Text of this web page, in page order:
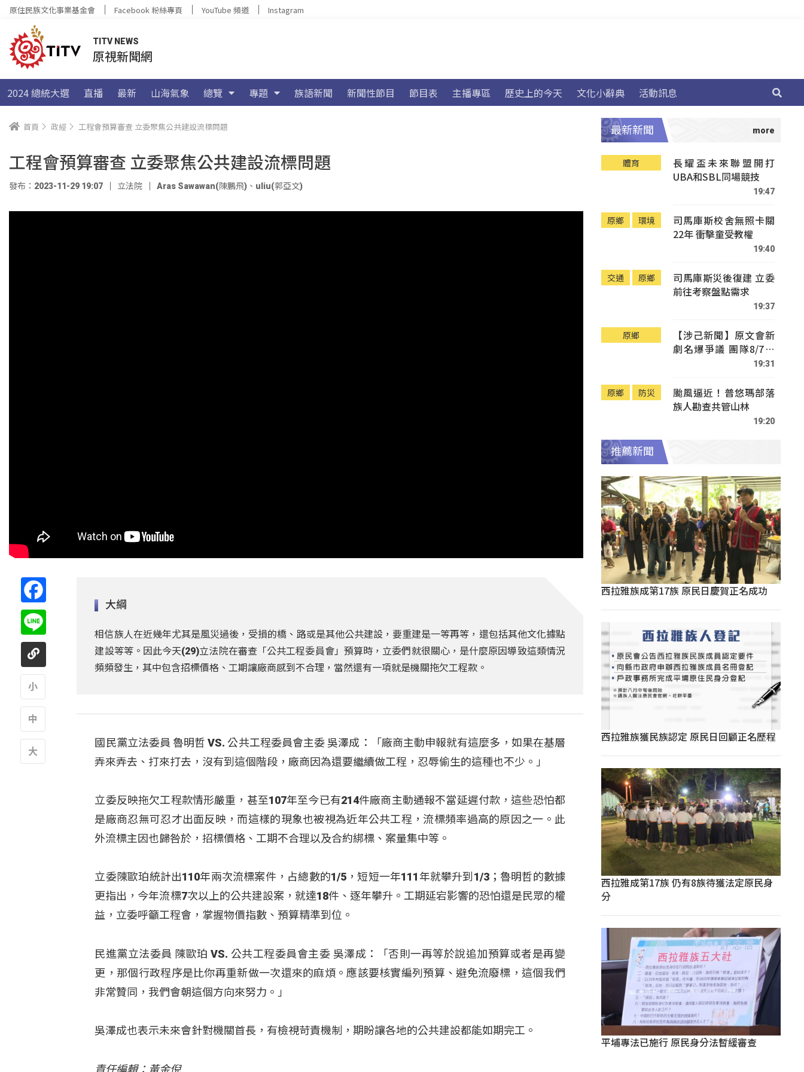
原住民族文化事業基金會 Facebook 粉絲專頁 YouTube 頻道 Instagram
TITV NEWS
原視新聞網
2024 總統大選 直播 最新 山海氣象 總覽 專題 族語新聞 新聞性節目 節目表 主播專區 歷史上的今天 文化小辭典 活動訊息
首頁 政經 工程會預算審查 立委聚焦公共建設流標問題
工程會預算審查 立委聚焦公共建設流標問題
發布：2023-11-29 19:07 立法院 Aras Sawawan(陳鵬飛) 、 uliu(郭亞文)
大綱
相信族人在近幾年尤其是風災過後，受損的橋、路或是其他公共建設，要重建是一等再等，還包括其他文化據點
建設等等。因此今天(29)立法院在審查「公共工程委員會」預算時，立委們就很關心，是什麼原因導致這類情況
頻頻發生，其中包含招標價格、工期讓廠商感到不合理，當然還有一項就是機關拖欠工程款。
國民黨立法委員 魯明哲 VS. 公共工程委員會主委 吳澤成：「廠商主動申報就有這麼多，如果在基層
弄來弄去、打來打去，沒有到這個階段，廠商因為還要繼續做工程，忍辱偷生的這種也不少。」
立委反映拖欠工程款情形嚴重，甚至107年至今已有214件廠商主動通報不當延遲付款，這些恐怕都
是廠商忍無可忍才出面反映，而這樣的現象也被視為近年公共工程，流標頻率過高的原因之一。此
外流標主因也歸咎於，招標價格、工期不合理以及合約綁標、案量集中等。
立委陳歐珀統計出110年兩次流標案件，占總數的1/5，短短一年111年就攀升到1/3；魯明哲的數據
更指出，今年流標7次以上的公共建設案，就達18件、逐年攀升。工期延宕影響的恐怕還是民眾的權
益，立委呼籲工程會，掌握物價指數、預算精準到位。
民進黨立法委員 陳歐珀 VS. 公共工程委員會主委 吳澤成：「否則一再等於說追加預算或者是再變
更，那個行政程序是比你再重新做一次還來的麻煩。應該要核實編列預算、避免流廢標，這個我們
非常贊同，我們會朝這個方向來努力。」
吳澤成也表示未來會針對機關首長，有檢視苛責機制，期盼讓各地的公共建設都能如期完工。
責任編輯：黃金倪
最新新聞
體育
長耀盃未來聯盟開打
UBA和SBL同場競技
19:47
原鄉 環境
司馬庫斯校舍無照卡關
22年 衝擊童受教權
19:40
交通 原鄉
司馬庫斯災後復建 立委
前往考察盤點需求
19:37
原鄉
【涉己新聞】原文會新
劇名爆爭議 團隊8/7赴
19:31
原鄉 防災
颱風逼近！普悠瑪部落
族人勘查共管山林
19:20
推薦新聞
西拉雅族成第17族 原民日慶賀正名成功
西拉雅族獲民族認定 原民日回顧正名歷程
西拉雅成第17族 仍有8族待獲法定原民身
分
平埔專法已施行 原民身分法暫緩審查